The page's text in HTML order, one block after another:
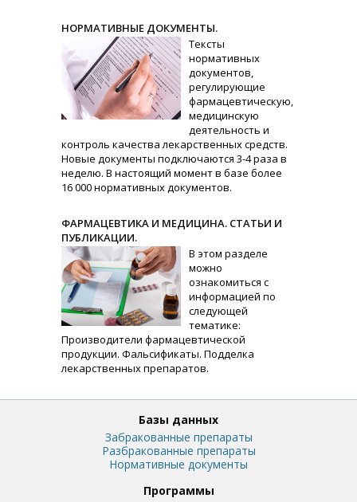
НОРМАТИВНЫЕ ДОКУМЕНТЫ.
Тексты
нормативных
документов,
регулирующие
фармацевтическую,
медицинскую
деятельность и
контроль качества лекарственных средств.
Новые документы подключаются 3-4 раза в
неделю. В настоящий момент в базе более
16 000 нормативных документов.
ФАРМАЦЕВТИКА И МЕДИЦИНА. СТАТЬИ И
ПУБЛИКАЦИИ.
В этом разделе
можно
ознакомиться с
информацией по
следующей
тематике:
Производители фармацевтической
продукции. Фальсификаты. Подделка
лекарственных препаратов.
Базы данных
Забракованные препараты
Разбракованные препараты
Нормативные документы
Программы